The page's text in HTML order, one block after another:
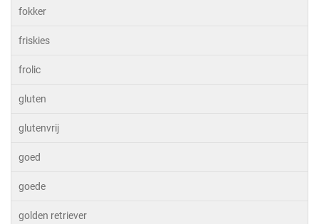
fokker
friskies
frolic
gluten
glutenvrij
goed
goede
golden retriever